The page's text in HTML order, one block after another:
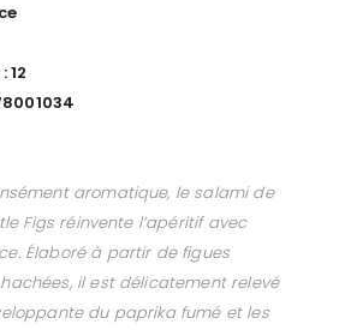
12
aromatique, le salami de
Figs réinvente l’apéritif avec
Élaboré à partir de figues
il est délicatement relevé
du paprika fumé et les